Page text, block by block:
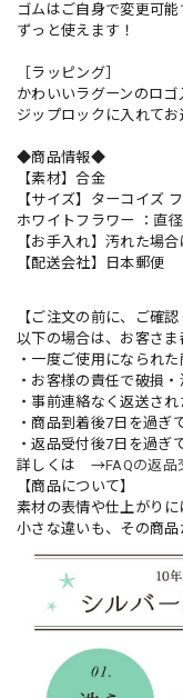
ゴムはご自身で変更可能
ずっと使えます！
［ラッピング］
かわいいラグーンのロゴ
ジップロックに入れてお
◆商品情報◆
【素材】合金
【サイズ】ターコイズ
ホワイトフラワー ：直
【お手入れ】汚れた場
【配送会社】日本郵便
【ご注文の前に、ご確認
以下の場合は、お客さま
・一度ご使用になられ
・お客様の責任で破損
・事前連絡なく返送さ
・商品到着後7日を過ぎ
・返品受付後7日を過ぎ
詳しくは →FAQの返品
【商品について】
素材の表情や仕上がりに
小さな違いも、その商品